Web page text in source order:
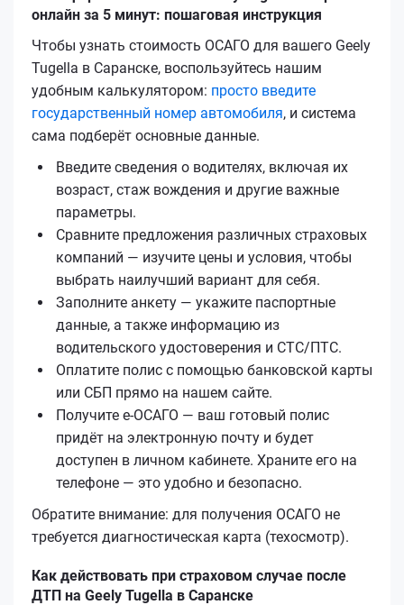
онлайн за 5 минут: пошаговая инструкция
Чтобы узнать стоимость ОСАГО для вашего Geely
Tugella в Саранске, воспользуйтесь нашим
удобным калькулятором: просто введите
государственный номер автомобиля, и система
сама подберёт основные данные.
Введите сведения о водителях, включая их
возраст, стаж вождения и другие важные
параметры.
Сравните предложения различных страховых
компаний — изучите цены и условия, чтобы
выбрать наилучший вариант для себя.
Заполните анкету — укажите паспортные
данные, а также информацию из
водительского удостоверения и СТС/ПТС.
Оплатите полис с помощью банковской карты
или СБП прямо на нашем сайте.
Получите е‑ОСАГО — ваш готовый полис
придёт на электронную почту и будет
доступен в личном кабинете. Храните его на
телефоне — это удобно и безопасно.
Обратите внимание: для получения ОСАГО не
требуется диагностическая карта (техосмотр).
Как действовать при страховом случае после
ДТП на Geely Tugella в Саранске